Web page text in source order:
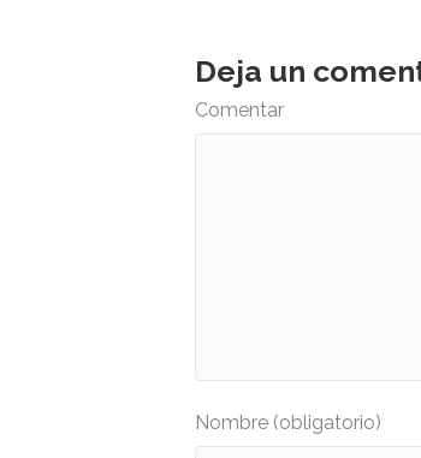
Deja un
Comentar
Nombre (obligatorio)